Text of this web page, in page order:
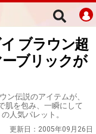
ブラウン超
ブリックが
ン伝説のアイテムが、
肌を包み、一瞬にして
人気パレット。
更新日： 2005年09月26日